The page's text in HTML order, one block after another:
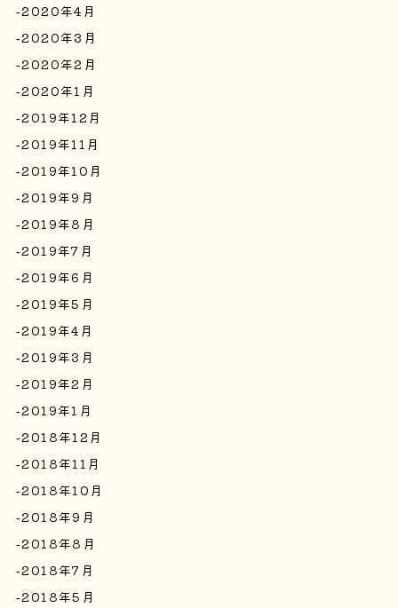
2020年4月
2020年3月
2020年2月
2020年1月
2019年12月
2019年11月
2019年10月
2019年9月
2019年8月
2019年7月
2019年6月
2019年5月
2019年4月
2019年3月
2019年2月
2019年1月
2018年12月
2018年11月
2018年10月
2018年9月
2018年8月
2018年7月
2018年5月